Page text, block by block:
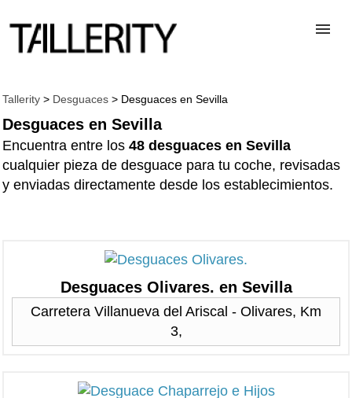
TALLERES
DESGUACES
ALTA TALLER
CONTACTAR
Tallerity > Desguaces > Desguaces en Sevilla
Desguaces en Sevilla
Encuentra entre los 48 desguaces en Sevilla
cualquier pieza de desguace para tu coche, revisadas
y enviadas directamente desde los establecimientos.
Desguaces Olivares. en Sevilla
Carretera Villanueva del Ariscal - Olivares, Km
3,